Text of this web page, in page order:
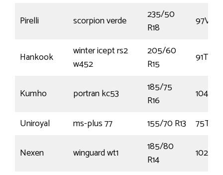
Pirelli scorpion verde
235/50
R18
97V
Hankook
winter icept rs2
w452
205/60
R15
91T
Kumho portran kc53
185/75
R16
104R
Uniroyal
ms-plus 77 155/70 R13
75T
Nexen
winguard wt1
185/80
R14
102R